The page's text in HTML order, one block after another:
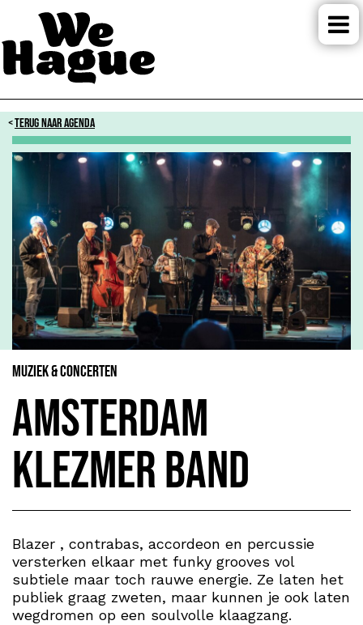
TERUG NAAR AGENDA
Muziek & Concerten
Amsterdam
Klezmer Band
Blazer , contrabas, accordeon en percussie
versterken elkaar met funky grooves vol
subtiele maar toch rauwe energie. Ze laten het
publiek graag zweten, maar kunnen je ook laten
wegdromen op een soulvolle klaagzang.